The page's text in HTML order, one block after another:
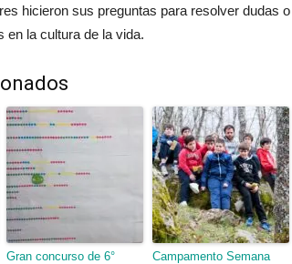
hicieron sus preguntas para resolver dudas
en la cultura de la vida.
Gran concurso de 6°
Campamento Semana